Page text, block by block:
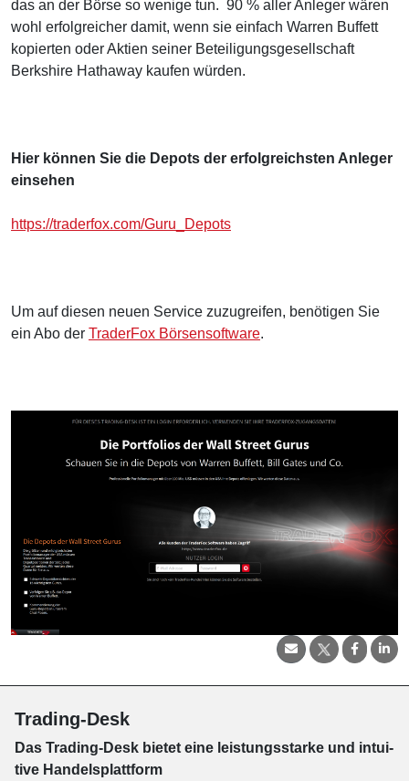
das an der Börse so wenige tun. 90 % aller Anleger wären
wohl erfolgreicher damit, wenn sie einfach Warren Buffett
kopierten oder Aktien seiner Beteiligungsgesellschaft
Berkshire Hathaway kaufen würden.
Hier können Sie die Depots der erfolgreichsten Anleger
einsehen
https://traderfox.com/Guru_Depots
Um auf diesen neuen Service zuzugreifen, benötigen Sie
ein Abo der TraderFox Börsensoftware.
Trading-Desk
Das Trading-Desk bie­tet eine leis­tungs­star­ke und in­tui­
tive Han­dels­platt­form